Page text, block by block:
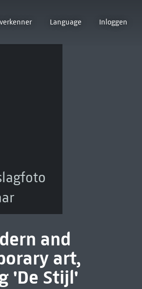
Language Inloggen
and
art,
'De Stijl'